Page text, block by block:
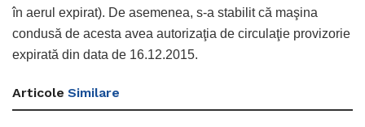
în aerul expirat). De asemenea, s-a stabilit că maşina
condusă de acesta avea autorizaţia de circulaţie provizorie
expirată din data de 16.12.2015.
Articole Similare